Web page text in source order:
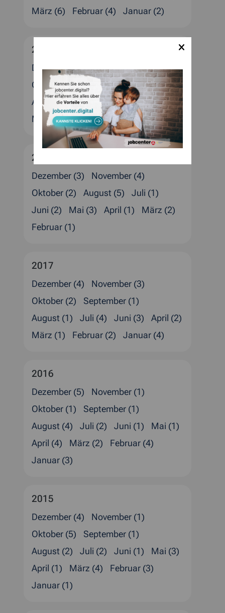
März (6)
Februar (4) Januar (2)
2019
Dezember (6)
November (1)
Oktober (2)
September (5)
August (2)
Juli (2) Juni (1)
April (3)
März (1)
Februar (1) Januar (3)
2018
Dezember (3)
November (4)
Oktober (2)
August (5)
Juli (1)
Juni (2)
Mai (3) April (1)
März (2)
Februar (1)
2017
Dezember (4)
November (3)
Oktober (2)
September (1)
August (1)
Juli (4) Juni (3)
April (2)
März (1)
Februar (2) Januar (4)
2016
Dezember (5)
November (1)
Oktober (1)
September (1)
August (4)
Juli (2) Juni (1)
Mai (1)
April (4)
März (2)
Februar (4)
Januar (3)
2015
Dezember (4)
November (1)
Oktober (5)
September (1)
August (2)
Juli (2) Juni (1)
Mai (3)
April (1)
März (4)
Februar (3)
Januar (1)